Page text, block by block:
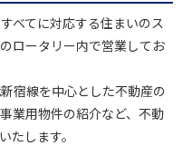
べてに対応する住まいのス
ロータリー内で営業してお
宿線を中心とした不動産の
業用物件の紹介など、不動
たします。